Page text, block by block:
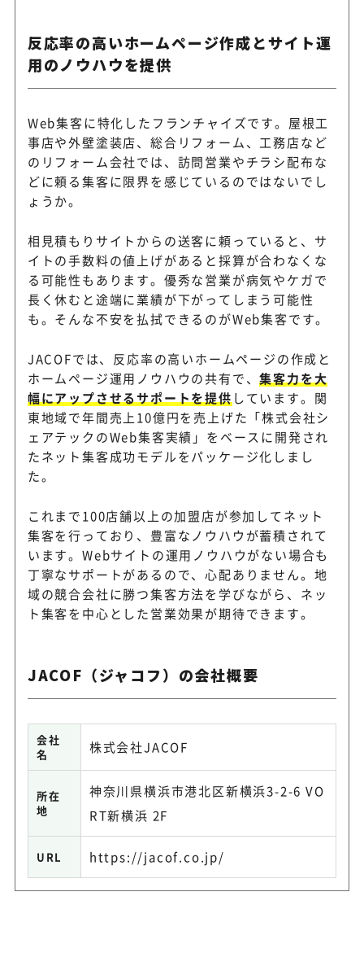
反応率の高いホームページ作成とサイト運
用のノウハウを提供
Web集客に特化したフランチャイズです。屋根工
事店や外壁塗装店、総合リフォーム、工務店など
のリフォーム会社では、訪問営業やチラシ配布な
どに頼る集客に限界を感じているのではないでし
ょうか。
相見積もりサイトからの送客に頼っていると、サ
イトの手数料の値上げがあると採算が合わなくな
る可能性もあります。優秀な営業が病気やケガで
長く休むと途端に業績が下がってしまう可能性
も。そんな不安を払拭できるのがWeb集客です。
JACOFでは、反応率の高いホームページの作成と
ホームページ運用ノウハウの共有で、集客力を大
幅にアップさせるサポートを提供しています。関
東地域で年間売上10億円を売上げた「株式会社シ
ェアテックのWeb集客実績」をベースに開発され
たネット集客成功モデルをパッケージ化しまし
た。
これまで100店舗以上の加盟店が参加してネット
集客を行っており、豊富なノウハウが蓄積されて
います。Webサイトの運用ノウハウがない場合も
丁寧なサポートがあるので、心配ありません。地
域の競合会社に勝つ集客方法を学びながら、ネッ
ト集客を中心とした営業効果が期待できます。
JACOF（ジャコフ）の会社概要
会社
名
株式会社JACOF
所在
地
神奈川県横浜市港北区新横浜3-2-6 VO
RT新横浜 2F
URL https://jacof.co.jp/